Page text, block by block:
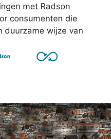
met Radson
consumenten die
duurzame wijze van